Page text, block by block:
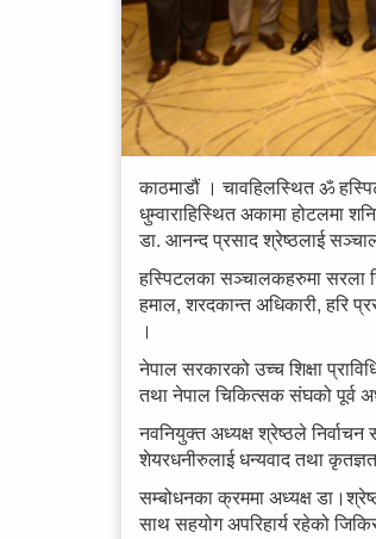
काठमाडौं । चावहिलस्थित ॐ
धुम्वाराहिस्थित अकामा होटलमा
डा. आनन्द प्रसाद श्रेष्ठलाई
हस्पिटलका सञ्चालकहरुमा सरला
हमाल, शरदकान्त अधिकारी, हरि
।
नेपाल सरकारको उच्च शिक्षा
तथा नेपाल चिकित्सक संघको पूर्व
नवनियुक्त अध्यक्ष श्रेष्ठले
शेयरधनीरुलाई धन्यवाद तथा
सम्बोधनका क्रममा अध्यक्ष
साथ सहयोग अपरिहार्य रहेको